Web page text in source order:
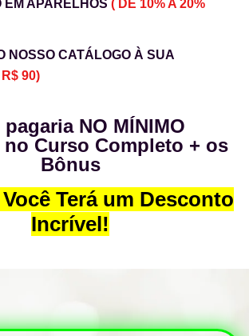
EM APARELHOS( DE 10% A 20%
NOSSO CATÁLOGO À SUA
R$ 90)
pagaria NO MÍNIMO
no Curso Completo + os
Bônus
Terá um Desconto
Incrível!